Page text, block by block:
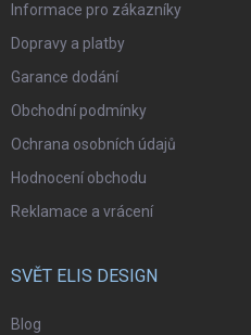
Informace pro zákazníky
Dopravy a platby
Garance dodání
Obchodní podmínky
Ochrana osobních údajů
Hodnocení obchodu
Reklamace a vrácení
SVĚT ELIS DESIGN
Blog